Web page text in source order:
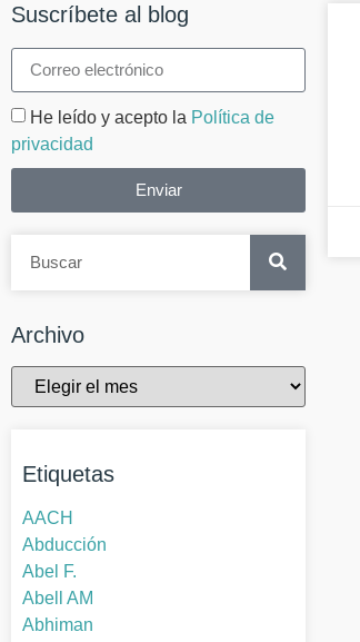
Suscríbete al blog
He leído y acepto la Política de
privacidad
Enviar
Archivo
Etiquetas
AACH
Abducción
Abel F.
Abell AM
Abhiman